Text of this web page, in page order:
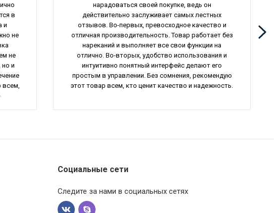
в
и
не
не
и
нарадоваться своей покупке, ведь он
действительно заслуживает самых лестных
отзывов. Во-первых, превосходное качество и
отличная производительность. Товар работает без
нареканий и выполняет все свои функции на
отлично. Во-вторых, удобство использования и
интуитивно понятный интерфейс делают его
простым в управлении. Без сомнения, рекомендую
этот товар всем, кто ценит качество и надежность.
Социальные сети
Следите за нами в социальных сетях